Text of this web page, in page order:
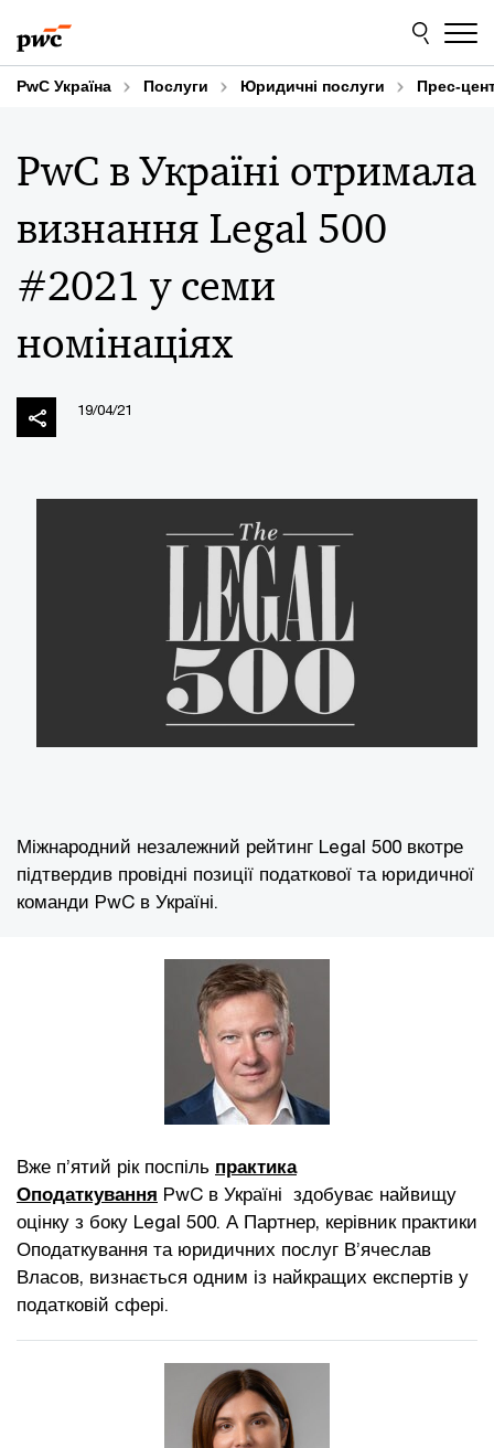
to
content
to
footer
PwC Україна Послуги Юридичні послуги Прес-
PwC в Україні отримала
визнання Legal 500
#2021 у семи
номінаціях
19/04/21
Міжнародний незалежний рейтинг Legal 500 вкотре
підтвердив провідні позиції податкової та юридичної
команди PwC в Україні.
Вже п’ятий рік поспіль практика
Оподаткування PwC в Україні здобуває найвищу
оцінку з боку Legal 500. А Партнер, керівник практики
Оподаткування та юридичних послуг В’ячеслав
Власов, визнається одним із найкращих експертів у
податковій сфері.